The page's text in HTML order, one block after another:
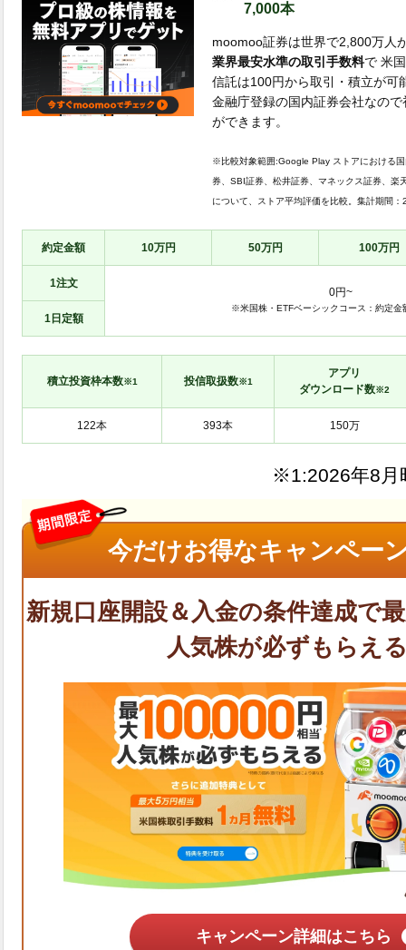
moomoo証券は世界で2,800万人
業界最安水準の取引手数料で 米
信託は100円から取引・積立が可
金融庁登録の国内証券会社なの
ができます。
※比較対象範囲:Google Play ストアにおける
券、SBI証券、松井証券、マネックス証券、楽
について、ストア平均評価を比較。集計期間
約定金額 10万円 50万円 100万円
1注文
0円~
※米国株・ETFベーシックコース：約定金
1日定額
積立投資枠本数※1 投信取扱数※1
アプリ
ダウンロード数※2
※1:
今だけお得なキャンペー
キャンペーン詳細はこちら